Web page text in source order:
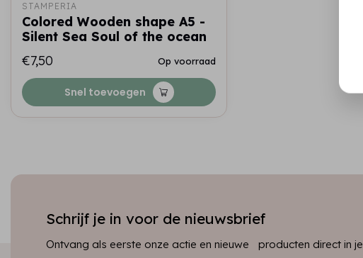
STAMPERIA
Colored Wooden shape A5 -
Silent Sea Soul of the ocean
€7,50
Op voorraad
Snel toevoegen
Schrijf je in voor de nieuwsbrief
Ontvang als eerste onze actie en nieuwe producten direct in je